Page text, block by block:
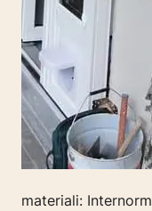
materiali: Internorm